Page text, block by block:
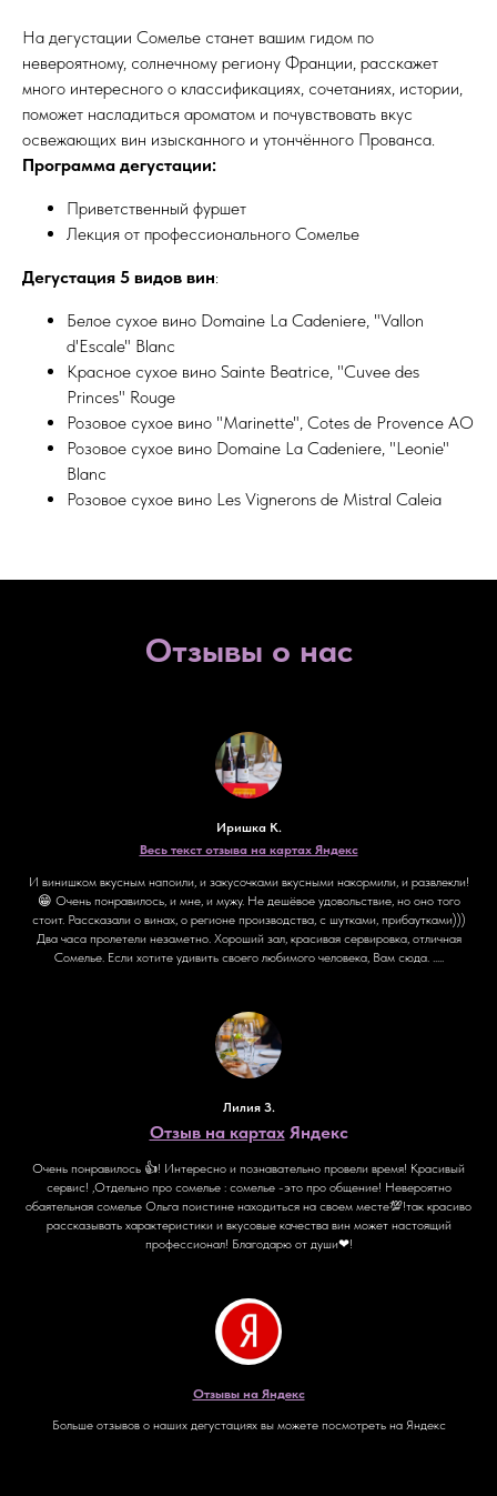
На дегустации Сомелье станет вашим гидом по
невероятному, солнечному региону Франции, расскажет
много интересного о классификациях, сочетаниях, истории,
поможет насладиться ароматом и почувствовать вкус
освежающих вин изысканного и утончённого Прованса.
Программа дегустации:
Приветственный фуршет
Лекция от профессионального Сомелье
Дегустация 5 видов вин:
Белое сухое вино Domaine La Cadeniere, "Vallon
d'Escale" Blanc
Красное сухое вино Sainte Beatrice, "Cuvee des
Princes" Rouge
Розовое сухое вино "Marinette", Cotes de Provence AO
Розовое сухое вино Domaine La Cadeniere, "Leonie"
Blanc
Розовое сухое вино Les Vignerons de Mistral Caleia
Отзывы о нас
Иришка К.
Весь текст отзыва на картах Яндекс
И винишком вкусным напоили, и закусочками вкусными накормили, и развлекли!
😁 Очень понравилось, и мне, и мужу. Не дешёвое удовольствие, но оно того
стоит. Рассказали о винах, о регионе производства, с шутками, прибаутками)))
Два часа пролетели незаметно. Хороший зал, красивая сервировка, отличная
Сомелье. Если хотите удивить своего любимого человека, Вам сюда. .....
Лилия З.
Отзыв на картахЯндекс
Очень понравилось 👍! Интересно и познавательно провели время! Красивый
сервис! ,Отдельно про сомелье : сомелье -это про общение! Невероятно
обаятельная сомелье Ольга поистине находиться на своем месте💯!так красиво
рассказывать характеристики и вкусовые качества вин может настоящий
профессионал! Благодарю от души❤!
Отзывы на Яндекс
Больше отзывов о наших дегустациях вы можете посмотреть на Яндекс